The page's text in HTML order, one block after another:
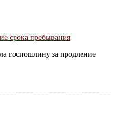
срока пребывания
госпошлину за продление